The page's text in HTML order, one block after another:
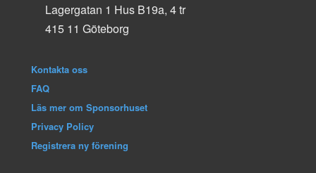
Lagergatan 1 Hus B19a, 4 tr
415 11 Göteborg
Kontakta oss
FAQ
Läs mer om Sponsorhuset
Privacy Policy
Registrera ny förening